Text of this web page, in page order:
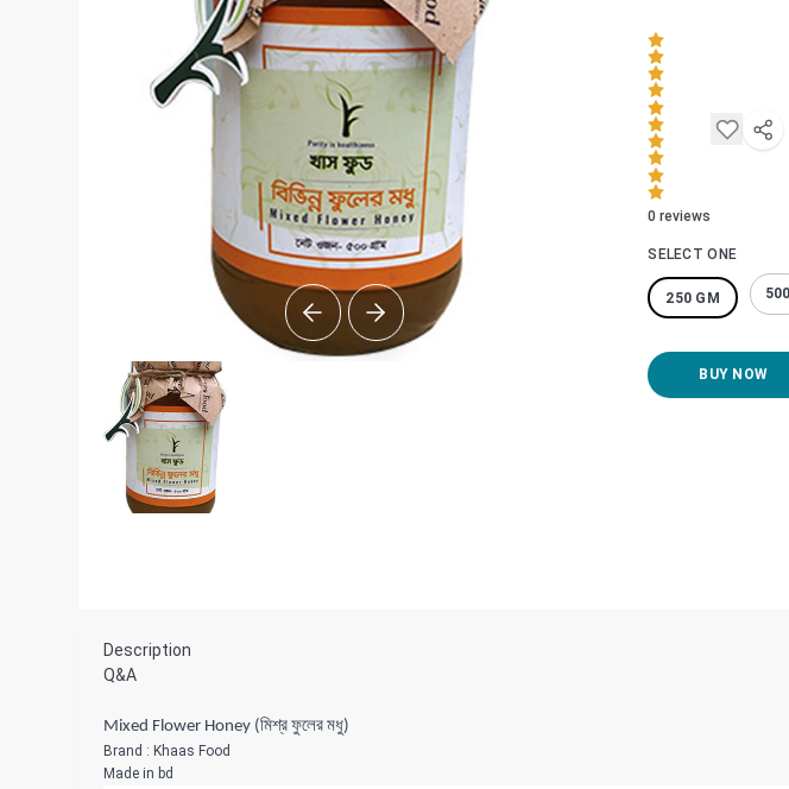
0 reviews
SELECT ONE
250 GM 500
BUY NOW
Description
Q&A
Mixed Flower Honey (মিশ্র ফুলের মধু)
Brand : Khaas Food
Made in bd